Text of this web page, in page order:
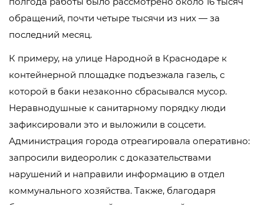
обращений, почти четыре тысячи из них — за
последний месяц.
К примеру, на улице Народной в Краснодаре к
контейнерной площадке подъезжала газель, с
которой в баки незаконно сбрасывался мусор.
Неравнодушные к санитарному порядку люди
зафиксировали это и выложили в соцсети.
Администрация города отреагировала оперативно:
запросили видеоролик с доказательствами
нарушений и направили информацию в отдел
коммунального хозяйства. Также, благодаря